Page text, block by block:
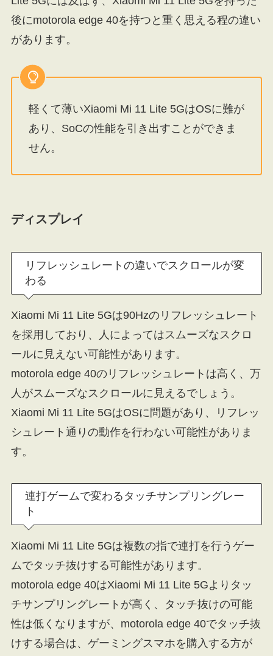
後にmotorola edge 40を持つと重く思える程の違い
があります。
軽くて薄いXiaomi Mi 11 Lite 5GはOSに難が
あり、SoCの性能を引き出すことができま
せん。
ディスプレイ
リフレッシュレートの違いでスクロールが変
わる
Xiaomi Mi 11 Lite 5Gは90Hzのリフレッシュレート
を採用しており、人によってはスムーズなスクロ
ールに見えない可能性があります。
motorola edge 40のリフレッシュレートは高く、万
人がスムーズなスクロールに見えるでしょう。
Xiaomi Mi 11 Lite 5GはOSに問題があり、リフレッ
シュレート通りの動作を行わない可能性がありま
す。
連打ゲームで変わるタッチサンプリングレー
ト
Xiaomi Mi 11 Lite 5Gは複数の指で連打を行うゲー
ムでタッチ抜けする可能性があります。
motorola edge 40はXiaomi Mi 11 Lite 5Gよりタッ
チサンプリングレートが高く、タッチ抜けの可能
性は低くなりますが、motorola edge 40でタッチ抜
けする場合は、ゲーミングスマホを購入する方が